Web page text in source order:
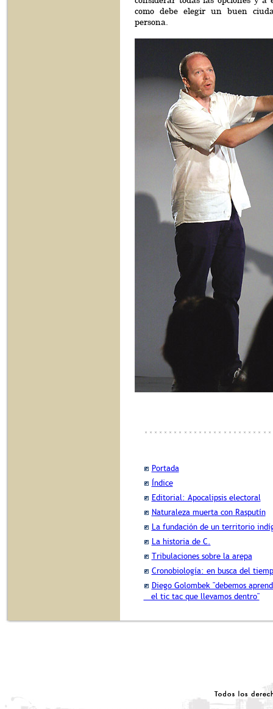
como debe elegir un buen
persona.
Portada
Índice
Editorial: Apocalipsis electoral
Naturaleza muerta con Rasputín
La fundación de un territorio
La historia de C.
Tribulaciones sobre la arepa
Cronobiología: en busca del
Diego Golombek "debemos
el tic tac que llevamos dentro"